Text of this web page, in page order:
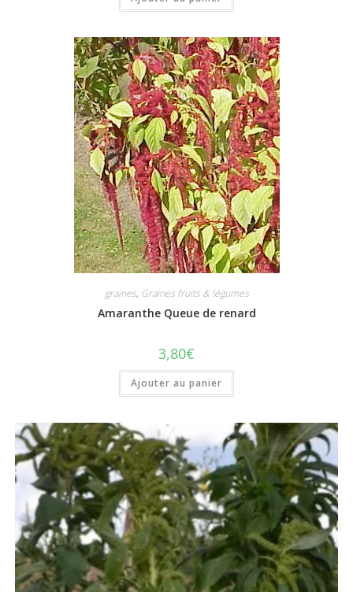
graines, Graines fruits & légumes
Amaranthe Queue de renard
3,80€
Ajouter au panier